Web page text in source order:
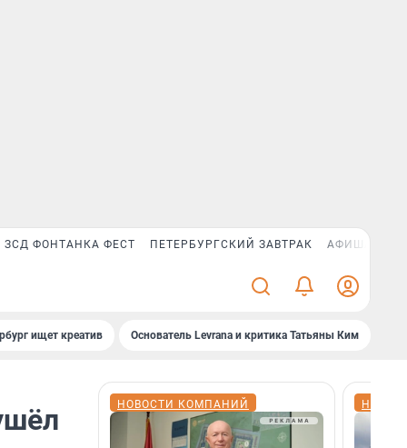
ЗСД ФОНТАНКА ФЕСТ ПЕТЕРБУРГСКИЙ ЗАВТРАК АФИША PLUS
ищет креатив Основатель Levrana и критика Татьяны Ким
НОВОСТИ КОМПАНИЙ